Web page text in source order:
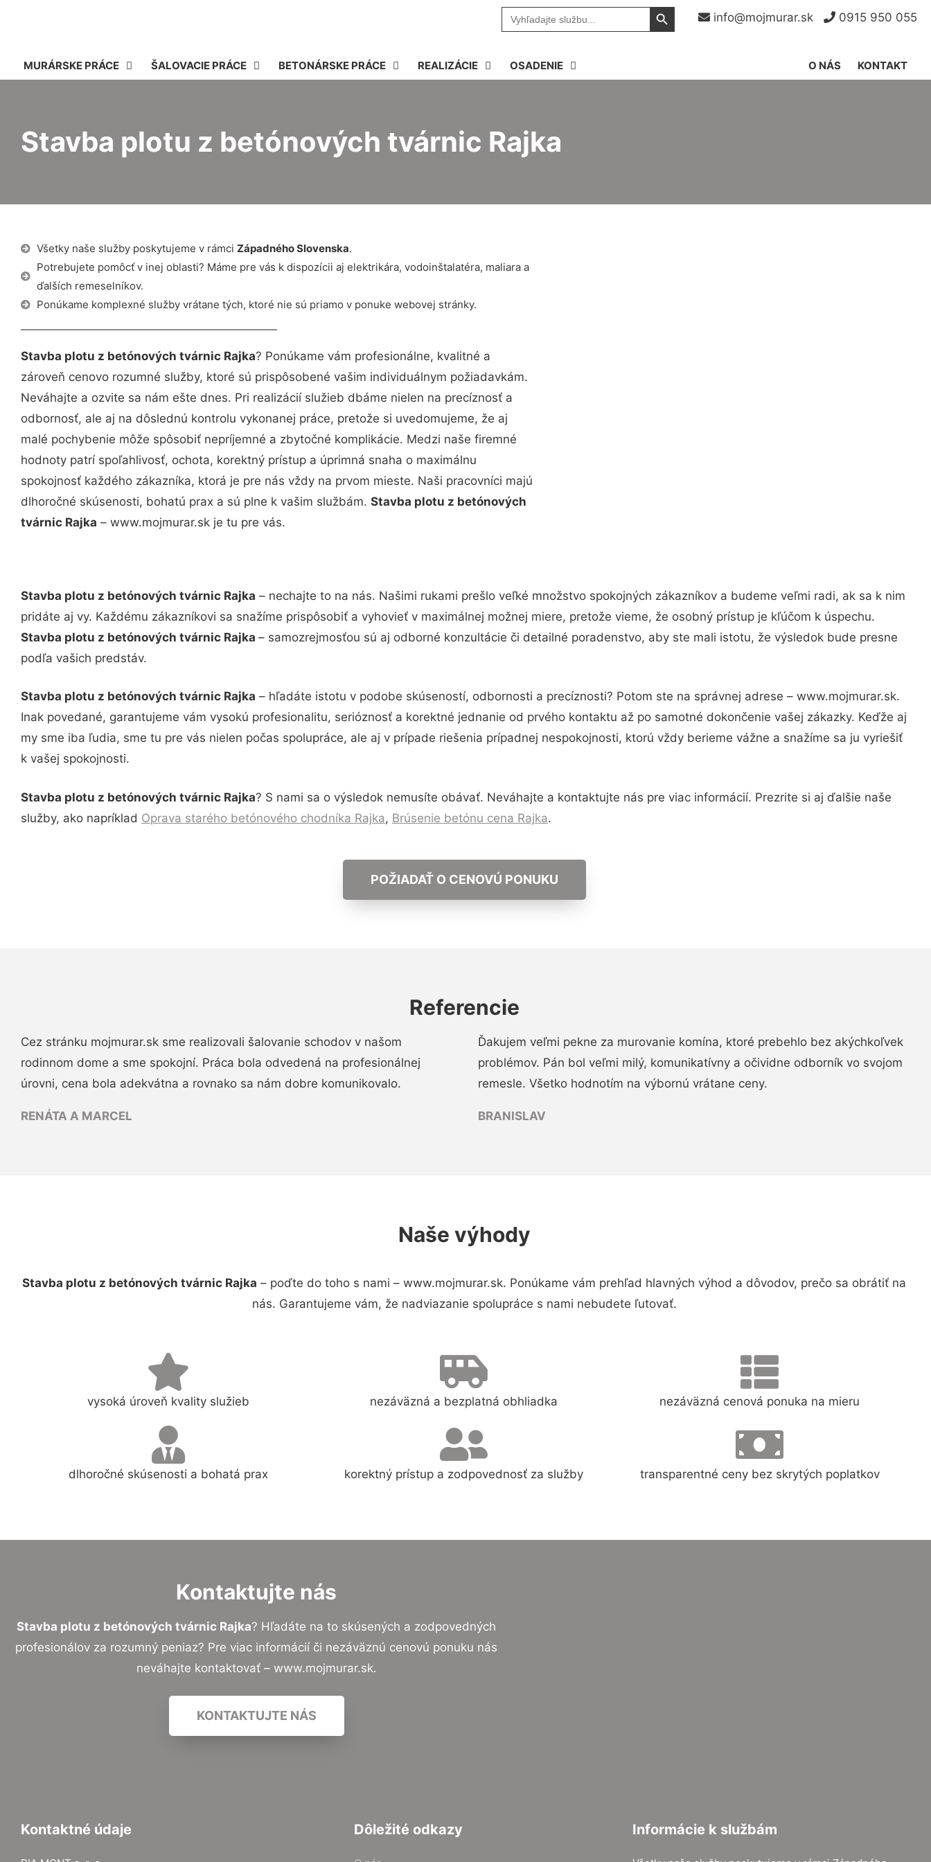
info@mojmurar.sk 0915 950 055
Search
for:
Search Button
MURÁRSKE PRÁCE ŠALOVACIE PRÁCE BETONÁRSKE PRÁCE REALIZÁCIE OSADENIE KONTAKT
O NÁS
Stavba plotu z betónových tvárnic Rajka
Všetky naše služby poskytujeme v rámci Západného Slovenska.
Potrebujete pomôcť v inej oblasti? Máme pre vás k dispozícii aj elektrikára, vodoinštalatéra, maliara a
ďalších remeselníkov.
Ponúkame komplexné služby vrátane tých, ktoré nie sú priamo v ponuke webovej stránky.
Stavba plotu z betónových tvárnic Rajka? Ponúkame vám profesionálne, kvalitné a
zároveň cenovo rozumné služby, ktoré sú prispôsobené vašim individuálnym požiadavkám.
Neváhajte a ozvite sa nám ešte dnes. Pri realizácií služieb dbáme nielen na precíznosť a
odbornosť, ale aj na dôslednú kontrolu vykonanej práce, pretože si uvedomujeme, že aj
malé pochybenie môže spôsobiť nepríjemné a zbytočné komplikácie. Medzi naše firemné
hodnoty patrí spoľahlivosť, ochota, korektný prístup a úprimná snaha o maximálnu
spokojnosť každého zákazníka, ktorá je pre nás vždy na prvom mieste. Naši pracovníci majú
dlhoročné skúsenosti, bohatú prax a sú plne k vašim službám. Stavba plotu z betónových
tvárnic Rajka – www.mojmurar.sk je tu pre vás.
Stavba plotu z betónových tvárnic Rajka – nechajte to na nás. Našimi rukami prešlo veľké množstvo spokojných zákazníkov a budeme veľmi radi, ak sa k nim
pridáte aj vy. Každému zákazníkovi sa snažíme prispôsobiť a vyhovieť v maximálnej možnej miere, pretože vieme, že osobný prístup je kľúčom k úspechu.
Stavba plotu z betónových tvárnic Rajka – samozrejmosťou sú aj odborné konzultácie či detailné poradenstvo, aby ste mali istotu, že výsledok bude presne
podľa vašich predstáv.
Stavba plotu z betónových tvárnic Rajka – hľadáte istotu v podobe skúseností, odbornosti a precíznosti? Potom ste na správnej adrese – www.mojmurar.sk.
Inak povedané, garantujeme vám vysokú profesionalitu, serióznosť a korektné jednanie od prvého kontaktu až po samotné dokončenie vašej zákazky. Keďže aj
my sme iba ľudia, sme tu pre vás nielen počas spolupráce, ale aj v prípade riešenia prípadnej nespokojnosti, ktorú vždy berieme vážne a snažíme sa ju vyriešiť
k vašej spokojnosti.
Stavba plotu z betónových tvárnic Rajka? S nami sa o výsledok nemusíte obávať. Neváhajte a kontaktujte nás pre viac informácií. Prezrite si aj ďalšie naše
služby, ako napríklad Oprava starého betónového chodníka Rajka, Brúsenie betónu cena Rajka.
POŽIADAŤ O CENOVÚ PONUKU
Referencie
Cez stránku mojmurar.sk sme realizovali šalovanie schodov v našom
rodinnom dome a sme spokojní. Práca bola odvedená na profesionálnej
úrovni, cena bola adekvátna a rovnako sa nám dobre komunikovalo.
RENÁTA A MARCEL
Ďakujem veľmi pekne za murovanie komína, ktoré prebehlo bez akýchkoľvek
problémov. Pán bol veľmi milý, komunikatívny a očividne odborník vo svojom
remesle. Všetko hodnotím na výbornú vrátane ceny.
BRANISLAV
Naše výhody
Stavba plotu z betónových tvárnic Rajka – poďte do toho s nami – www.mojmurar.sk. Ponúkame vám prehľad hlavných výhod a dôvodov, prečo sa obrátiť na
nás. Garantujeme vám, že nadviazanie spolupráce s nami nebudete ľutovať.
vysoká úroveň kvality služieb nezáväzná a bezplatná obhliadka nezáväzná cenová ponuka na mieru
dlhoročné skúsenosti a bohatá prax korektný prístup a zodpovednosť za služby transparentné ceny bez skrytých poplatkov
Kontaktujte nás
Stavba plotu z betónových tvárnic Rajka? Hľadáte na to skúsených a zodpovedných
profesionálov za rozumný peniaz? Pre viac informácií či nezáväznú cenovú ponuku nás
neváhajte kontaktovať – www.mojmurar.sk.
KONTAKTUJTE NÁS
Kontaktné údaje Dôležité odkazy Informácie k službám